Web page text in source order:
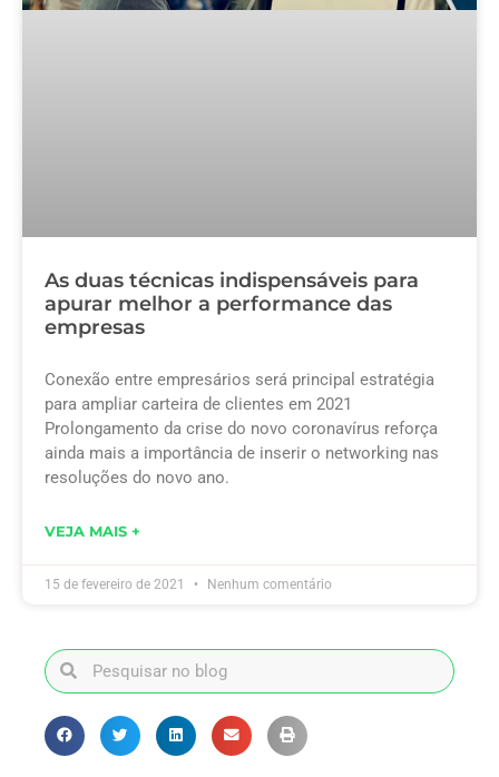
As duas técnicas indispensáveis para
apurar melhor a performance das
empresas
Conexão entre empresários será principal estratégia
para ampliar carteira de clientes em 2021
Prolongamento da crise do novo coronavírus reforça
ainda mais a importância de inserir o networking nas
resoluções do novo ano.
VEJA MAIS +
15 de fevereiro de 2021 Nenhum comentário